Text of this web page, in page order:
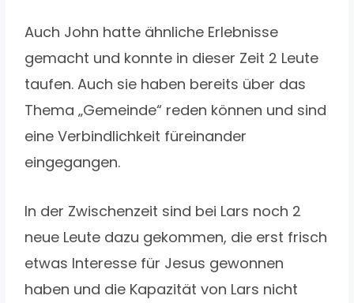
Auch John hatte ähnliche Erlebnisse
gemacht und konnte in dieser Zeit 2 Leute
taufen. Auch sie haben bereits über das
Thema „Gemeinde“ reden können und sind
eine Verbindlichkeit füreinander
eingegangen.
In der Zwischenzeit sind bei Lars noch 2
neue Leute dazu gekommen, die erst frisch
etwas Interesse für Jesus gewonnen
haben und die Kapazität von Lars nicht